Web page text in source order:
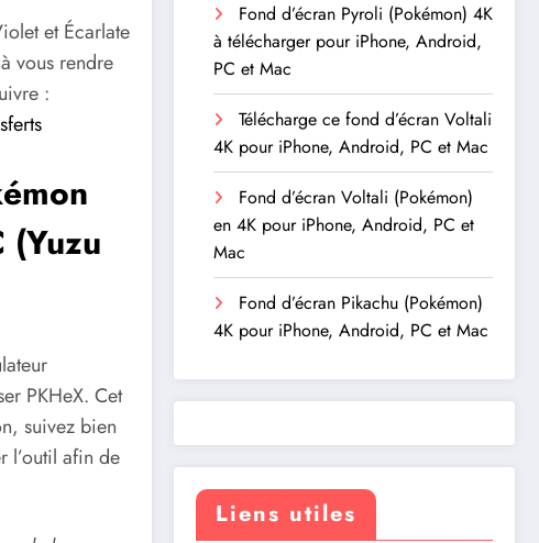
et Écarlate
vous rendre
:
(Yuzu
PKHeX. Cet
suivez bien
l’outil afin de
Fond d’écran Pyroli (Pokémon) 4K
à télécharger pour iPhone, Android,
PC et Mac
Télécharge ce fond d’écran Voltali
4K pour iPhone, Android, PC et Mac
Fond d’écran Voltali (Pokémon)
en 4K pour iPhone, Android, PC et
Mac
Fond d’écran Pikachu (Pokémon)
4K pour iPhone, Android, PC et Mac
Liens utiles